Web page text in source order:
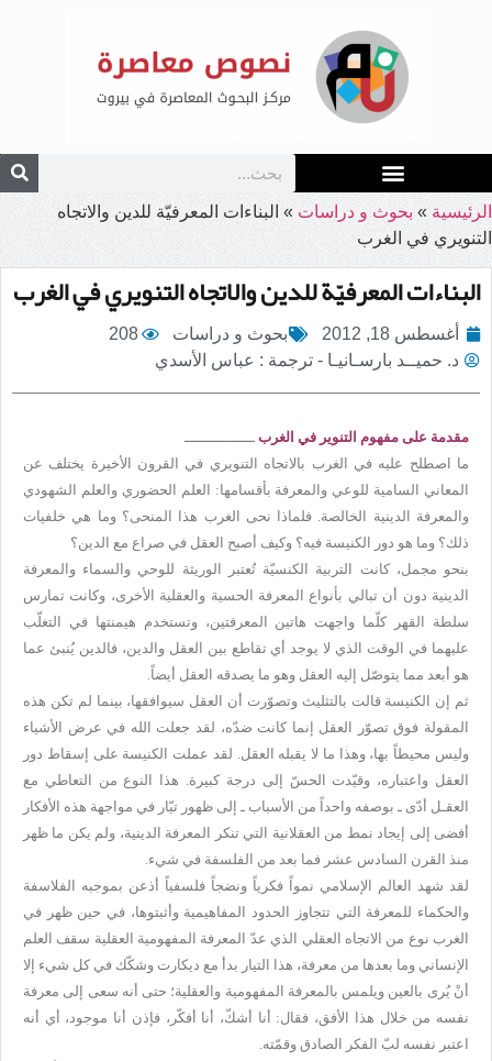
الرئيسية » بحوث و دراسات » البناءات المعرفيّة للدين والاتجاه
التنويري في الغرب
البناءات المعرفيّة للدين والاتجاه التنويري في الغرب
أغسطس 18, 2012 بحوث و دراسات
208
د. حميــد بارسـانيـا - ترجمة : عباس الأسدي
مقدمة على مفهوم التنوير في الغرب ــــــــــــــــ
ما اصطلح عليه في الغرب بالاتجاه التنويري في القرون الأخيرة يختلف عن
المعاني السامية للوعي والمعرفة بأقسامها: العلم الحضوري والعلم الشهودي
والمعرفة الدينية الخالصة. فلماذا نحى الغرب هذا المنحى؟ وما هي خلفيات
ذلك؟ وما هو دور الكنيسة فيه؟ وكيف أصبح العقل في صراع مع الدين؟
بنحو مجمل، كانت التربية الكنسيّة تُعتبر الوريثة للوحي والسماء والمعرفة
الدينية دون أن تبالي بأنواع المعرفة الحسية والعقلية الأخرى، وكانت تمارس
سلطة القهر كلّما واجهت هاتين المعرفتين، وتستخدم هيمنتها في التغلّب
عليهما في الوقت الذي لا يوجد أي تقاطع بين العقل والدين، فالدين يُنبئ عما
هو أبعد مما يتوصّل إليه العقل وهو ما يصدقه العقل أيضاً.
ثم إن الكنيسة قالت بالتثليث وتصوّرت أن العقل سيوافقها، بينما لم تكن هذه
المقولة فوق تصوّر العقل إنما كانت ضدّه، لقد جعلت الله في عرض الأشياء
وليس محيطاً بها، وهذا ما لا يقبله العقل. لقد عملت الكنيسة على إسقاط دور
العقل واعتباره، وقيّدت الحسّ إلى درجة كبيرة. هذا النوع من التعاطي مع
العقـل أدّى ـ بوصفه واحداً من الأسباب ـ إلى ظهور تيّار في مواجهة هذه الأفكار
أفضى إلى إيجاد نمط من العقلانية التي تنكر المعرفة الدينية، ولم يكن ما ظهر
منذ القرن السادس عشر فما بعد من الفلسفة في شيء.
لقد شهد العالم الإسلامي نمواً فكرياً ونضجاً فلسفياً أذعن بموجبه الفلاسفة
والحكماء للمعرفة التي تتجاوز الحدود المفاهيمية وأثبتوها، في حين ظهر في
الغرب نوع من الاتجاه العقلي الذي عدّ المعرفة المفهومية العقلية سقف العلم
الإنساني وما بعدها من معرفة، هذا التيار بدأ مع ديكارت وشكّك في كل شيء إلا
أنْ يُرى بالعين ويلمس بالمعرفة المفهومية والعقلية؛ حتى أنه سعى إلى معرفة
نفسه من خلال هذا الأفق، فقال: أنا أشكّ، أنا أفكّر، فإذن أنا موجود، أي أنه
اعتبر نفسه لبّ الفكر الصادق وقمّته.